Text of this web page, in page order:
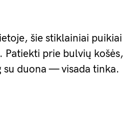
šie stiklainiai puikiai
Patiekti prie bulvių košės,
su duona — visada tinka.